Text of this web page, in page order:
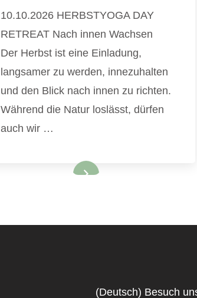
10.10.2026 HERBSTYOGA DAY
RETREAT Nach innen Wachsen
Der Herbst ist eine Einladung,
langsamer zu werden, innezuhalten
und den Blick nach innen zu richten.
Während die Natur loslässt, dürfen
auch wir …
(Deutsch) Besuch